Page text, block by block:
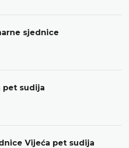
sjednice
pet sudija
Vijeća pet sudija